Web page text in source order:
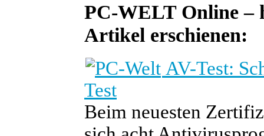
PC-WELT Online –
Artikel erschienen:
AV-Test:
Test
Beim neuesten